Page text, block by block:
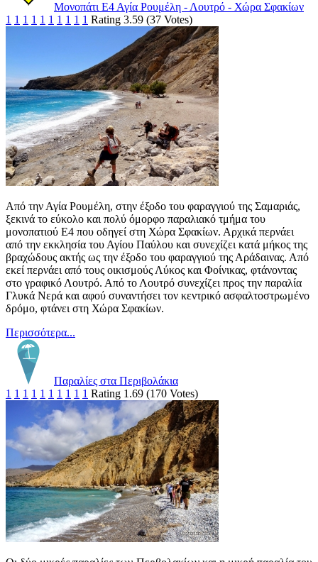
Μονοπάτι Ε4 Αγία Ρουμέλη - Λουτρό - Χώρα Σφακίων
1 1 1 1 1 1 1 1 1 1 Rating 3.59 (37 Votes)
Από την Αγία Ρουμέλη, στην έξοδο του φαραγγιού της Σαμαριάς,
ξεκινά το εύκολο και πολύ όμορφο παραλιακό τμήμα του
μονοπατιού Ε4 που οδηγεί στη Χώρα Σφακίων. Αρχικά περνάει
από την εκκλησία του Αγίου Παύλου και συνεχίζει κατά μήκος της
βραχώδους ακτής ως την έξοδο του φαραγγιού της Αράδαινας. Από
εκεί περνάει από τους οικισμούς Λύκος και Φοίνικας, φτάνοντας
στο γραφικό Λουτρό. Από το Λουτρό συνεχίζει προς την παραλία
Γλυκά Νερά και αφού συναντήσει τον κεντρικό ασφαλτοστρωμένο
δρόμο, φτάνει στη Χώρα Σφακίων.
Περισσότερα...
Παραλίες στα Περιβολάκια
1 1 1 1 1 1 1 1 1 1 Rating 1.69 (170 Votes)